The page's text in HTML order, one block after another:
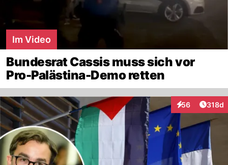
Im Video
Bundesrat Cassis muss sich vor
Pro-Palästina-Demo retten
56
Interaktionen
318d